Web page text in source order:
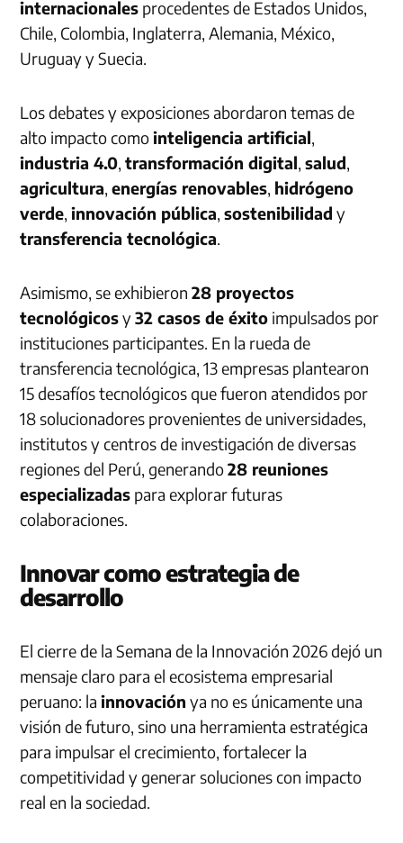
internacionales procedentes de Estados Unidos,
Chile, Colombia, Inglaterra, Alemania, México,
Uruguay y Suecia.
Los debates y exposiciones abordaron temas de
alto impacto comointeligencia artificial,
industria 4.0,transformación digital,salud,
agricultura,energías renovables, hidrógeno
verde,innovación pública,sostenibilidad y
transferencia tecnológica.
Asimismo, se exhibieron28 proyectos
tecnológicosy32 casos de éxito impulsados por
instituciones participantes. En la rueda de
transferencia tecnológica, 13 empresas plantearon
15 desafíos tecnológicos que fueron atendidos por
18 solucionadores provenientes de universidades,
institutos y centros de investigación de diversas
regiones del Perú, generando28 reuniones
especializadas para explorar futuras
colaboraciones.
Innovar como estrategia de
desarrollo
El cierre de la Semana de la Innovación 2026 dejó un
mensaje claro para el ecosistema empresarial
peruano: lainnovación ya no es únicamente una
visión de futuro, sino una herramienta estratégica
para impulsar el crecimiento, fortalecer la
competitividad y generar soluciones con impacto
real en la sociedad.